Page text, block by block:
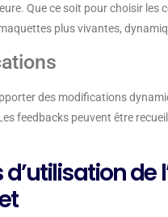
Que ce soit pour choisir les
plus vivantes,
des modifications
feedbacks peuvent être
d’utilisation